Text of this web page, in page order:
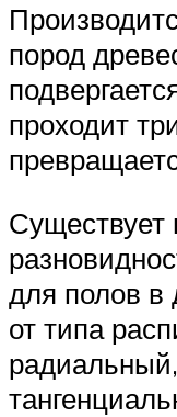
пород
проходит
Существует
для полов в
от типа